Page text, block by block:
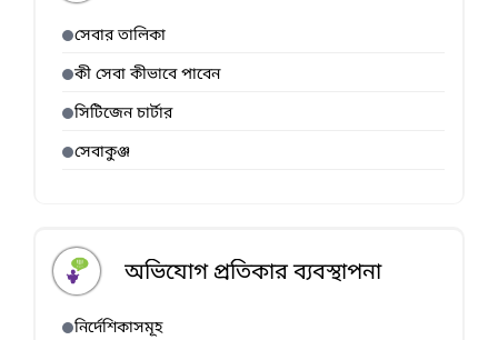
সেবার তালিকা
কী সেবা কীভাবে পাবেন
সিটিজেন চার্টার
সেবাকুঞ্জ
অভিযোগ প্রতিকার ব্যবস্থাপনা
নির্দেশিকাসমূহ